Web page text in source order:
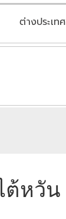
ต่างประเทศ
ต้หวัน